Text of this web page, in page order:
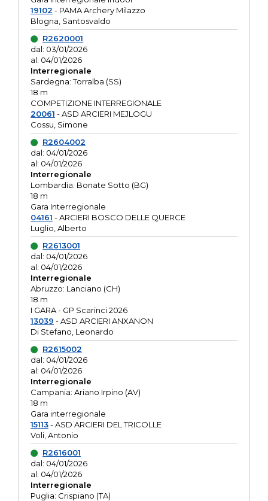
19102 - PAMA Archery Milazzo
Blogna, Santosvaldo
R2620001
dal: 03/01/2026
al: 04/01/2026
Interregionale
Sardegna: Torralba (SS)
18 m
COMPETIZIONE INTERREGIONALE
20061 - ASD ARCIERI MEJLOGU
Cossu, Simone
R2604002
dal: 04/01/2026
al: 04/01/2026
Interregionale
Lombardia: Bonate Sotto (BG)
18 m
Gara Interregionale
04161 - ARCIERI BOSCO DELLE QUERCE
Luglio, Alberto
R2613001
dal: 04/01/2026
al: 04/01/2026
Interregionale
Abruzzo: Lanciano (CH)
18 m
I GARA - GP Scarinci 2026
13039 - ASD ARCIERI ANXANON
Di Stefano, Leonardo
R2615002
dal: 04/01/2026
al: 04/01/2026
Interregionale
Campania: Ariano Irpino (AV)
18 m
Gara interregionale
15113- ASD ARCIERI DEL TRICOLLE
Voli, Antonio
R2616001
dal: 04/01/2026
al: 04/01/2026
Interregionale
Puglia: Crispiano (TA)